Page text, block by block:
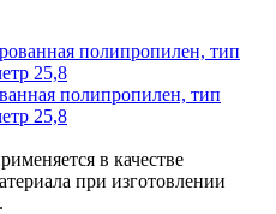
полипропилен, тип
25,8
в качестве
при изготовлении